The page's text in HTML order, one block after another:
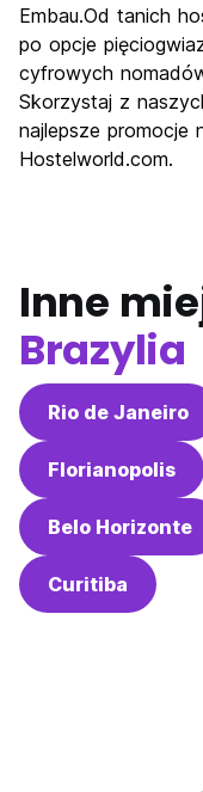
Embau.Od tanich
po opcje
cyfrowych
Skorzystaj z
najlepsze promocje
Hostelworld.com.
Inne
Brazylia
Rio de Janeiro
Florianopolis
Belo Horizonte
Curitiba